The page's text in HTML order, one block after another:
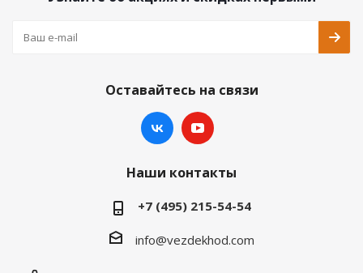
Оставайтесь на связи
Наши контакты
+7 (495) 215-54-54
info@vezdekhod.com